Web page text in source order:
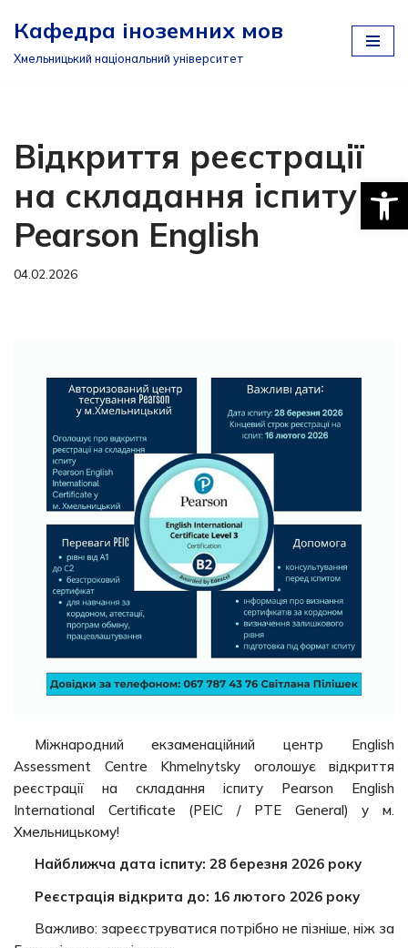
Перейти
Кафедра іноземних мов
Хмельницький національний університет
Відкриття реєстрації
на складання іспиту
Pearson English
04.02.2026
Міжнародний екзаменаційний центр English
Assessment Centre Khmelnytsky оголошує відкриття
реєстрації на складання іспиту Pearson English
International Certificate (PEIC / PTE General) у м.
Хмельницькому!
Найближча дата іспиту: 28 березня 2026 року
Реєстрація відкрита до: 16 лютого 2026 року
Важливо: зареєструватися потрібно не пізніше, ніж за